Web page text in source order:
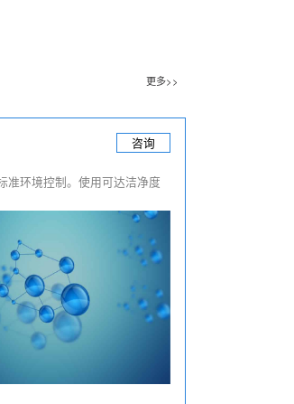
更多>>
咨询
准环境控制。使用可达洁净度